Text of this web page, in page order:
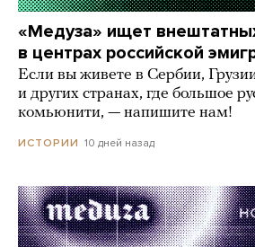
«Медуза» ищет
в центрах российской
Если вы живете в Сербии,
и других странах, где большое
комьюнити, — напишите нам!
ИСТОРИИ 10 дней назад